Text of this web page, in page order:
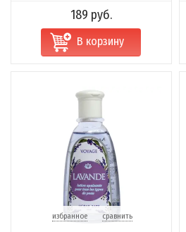
189 руб.
В корзину
избранное сравнить